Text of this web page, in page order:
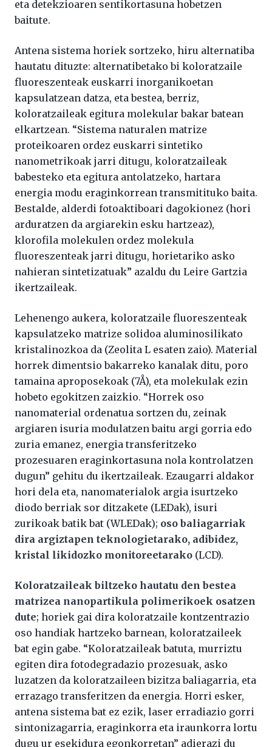
eta detekzioaren sentikortasuna hobetzen
baitute.
Antena sistema horiek sortzeko, hiru alternatiba
hautatu dituzte: alternatibetako bi koloratzaile
fluoreszenteak euskarri inorganikoetan
kapsulatzean datza, eta bestea, berriz,
koloratzaileak egitura molekular bakar batean
elkartzean. “Sistema naturalen matrize
proteikoaren ordez euskarri sintetiko
nanometrikoak jarri ditugu, koloratzaileak
babesteko eta egitura antolatzeko, hartara
energia modu eraginkorrean transmitituko baita.
Bestalde, alderdi fotoaktiboari dagokionez (hori
arduratzen da argiarekin esku hartzeaz),
klorofila molekulen ordez molekula
fluoreszenteak jarri ditugu, horietariko asko
nahieran sintetizatuak” azaldu du Leire Gartzia
ikertzaileak.
Lehenengo aukera, koloratzaile fluoreszenteak
kapsulatzeko matrize solidoa aluminosilikato
kristalinozkoa da (Zeolita L esaten zaio). Material
horrek dimentsio bakarreko kanalak ditu, poro
tamaina aproposekoak (7Å), eta molekulak ezin
hobeto egokitzen zaizkio. “Horrek oso
nanomaterial ordenatua sortzen du, zeinak
argiaren isuria modulatzen baitu argi gorria edo
zuria emanez, energia transferitzeko
prozesuaren eraginkortasuna nola kontrolatzen
dugun” gehitu du ikertzaileak. Ezaugarri aldakor
hori dela eta, nanomaterialok argia isurtzeko
diodo berriak sor ditzakete (LEDak), isuri
zurikoak batik bat (WLEDak); oso baliagarriak
dira argiztapen teknologietarako, adibidez,
kristal likidozko monitoreetarako (LCD).
Koloratzaileak biltzeko hautatu den bestea
matrizea nanopartikula polimerikoek osatzen
dute; horiek gai dira koloratzaile kontzentrazio
oso handiak hartzeko barnean, koloratzaileek
bat egin gabe. “Koloratzaileak batuta, murriztu
egiten dira fotodegradazio prozesuak, asko
luzatzen da koloratzaileen bizitza baliagarria, eta
errazago transferitzen da energia. Horri esker,
antena sistema bat ez ezik, laser erradiazio gorri
sintonizagarria, eraginkorra eta iraunkorra lortu
dugu ur esekidura egonkorretan” adierazi du